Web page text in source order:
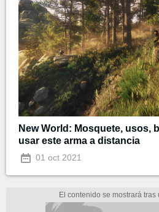
New World: Mosquete, usos,
usar este arma a distancia
01 oct 2021